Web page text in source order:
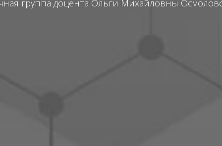
группа доцента Ольги Михайловны